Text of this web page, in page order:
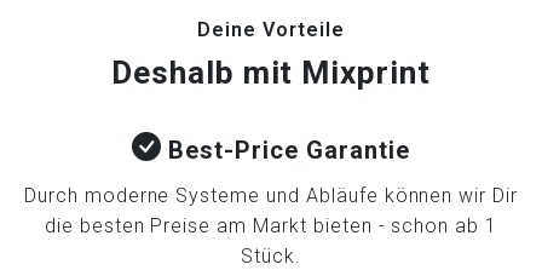
Deine Vorteile
Deshalb mit Mixprint
Best-Price Garantie
Durch moderne Systeme und Abläufe können wir Dir
die besten Preise am Markt bieten - schon ab 1
Stück.